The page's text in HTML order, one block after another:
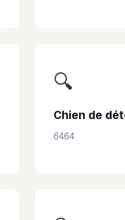
🔍
Chien de
6464